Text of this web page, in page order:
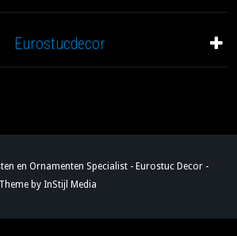
Eurostucdecor
en Ornamenten Specialist - Eurostuc Decor -
by InStijl Media